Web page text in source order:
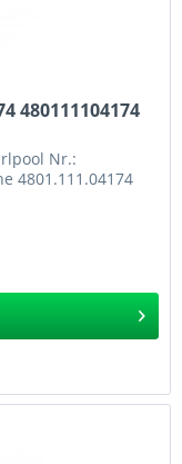
480111104174
Nr.:
4801.111.04174